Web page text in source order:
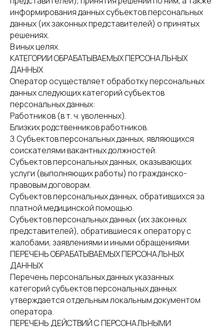
информирования данных субъектов персональных
данных (их законных представителей) о принятых
решениях.
В иных целях.
КАТЕГОРИИ ОБРАБАТЫВАЕМЫХ ПЕРСОНАЛЬНЫХ
ДАННЫХ
Оператор осуществляет обработку персональных
данных следующих категорий субъектов
персональных данных:
Работников (в т. ч. уволенных).
Близких родственников работников.
З. Субъектов персональных данных, являющихся
соискателями вакантных должностей.
Субъектов персональных данных, оказывающих
услуги (выполняющих работы) по гражданско-
правовым договорам.
Субъектов персональных данных, обратившихся за
платной медицинской помощью.
Субъектов персональных данных (их законных
представителей), обратившиеся к оператору с
жалобами, заявлениями и иными обращениями.
ПЕРЕЧЕНЬ ОБРАБАТЫВАЕМЫХ ПЕРСОНАЛЬНЫХ
ДАННЫХ
Перечень персональных данных указанных
категорий субъектов персональных данных
утверждается отдельным локальным документом
оператора.
ПЕРЕЧЕНЬ ДЕЙСТВИЙ С ПЕРСОНАЛЬНЫМИ